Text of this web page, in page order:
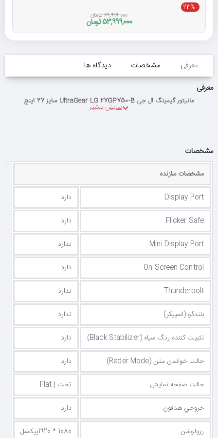
-23%
53,999,000 تومان
69,999,000 تومان
معرفی مشخصات
دیدگاه ها
معرفی
مانیتور گیمینگ ال جی UltraGear LG 27GP750-B سایز 27 اینچ
مشخصات
مشخصات سازنده
Display Port
دارد
Flicker Safe
دارد
Mini Display Port
ندارد
On Screen Control
دارد
Thunderbolt
ندارد
بلندگو (اسپیکر)
ندارد
تثبیت کننده رنگ سیاه (Black Stabilizer)
دارد
حالت خواندن متن (Reder Mode)
دارد
حالت صفحه نمایش
تخت | Flat
خروجي هدفون
دارد
رزولوشن
1080 * 1920پیکسل